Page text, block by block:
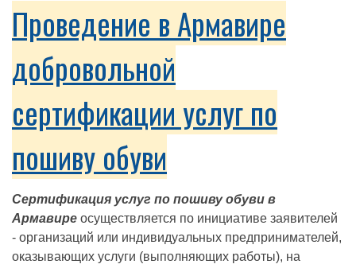
Проведение в Армавире
добровольной
сертификации услуг по
пошиву обуви
Сертификация услуг по пошиву обуви в
Армавире осуществляется по инициативе заявителей
- организаций или индивидуальных предпринимателей,
оказывающих услуги (выполняющих работы), на